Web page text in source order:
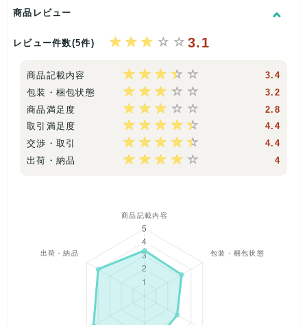
◆ ワンピース・アウター・小物(帽子・マフラー等)が含まれる
場合があります。
※同一アイテムやカラーの重複が入る場合があります
────────────────────
【 コ ン デ ィ シ ョ ン 】
・未着用の新品同等品、少数タグなしの商品が混ざる場合があ
ります。
・倉庫保管によるシワ・外袋のスレ・軽微な汚れがある場合が
・長期在庫のためタグに値札跡や変色がある場合があります
・簡易梱包で発送します。畳みジワはご容赦ください
────────────────────
【 ご 注 意 事 項 】
※内容物の指定はできません。
※「どんな商品が入っていますか?」などの個別質問には回答致
しかねます。ランダム封入の代わりに格安でご提供しておりま
※未使用品ですが個体差があります。神経質な方はご購入をお
商品レビュー
レビュー件数(5件) 3.1
商品記載内容
3.4
包装・梱包状態
3.2
商品満足度
2.8
取引満足度
4.4
交渉・取引
4.4
出荷・納品
4